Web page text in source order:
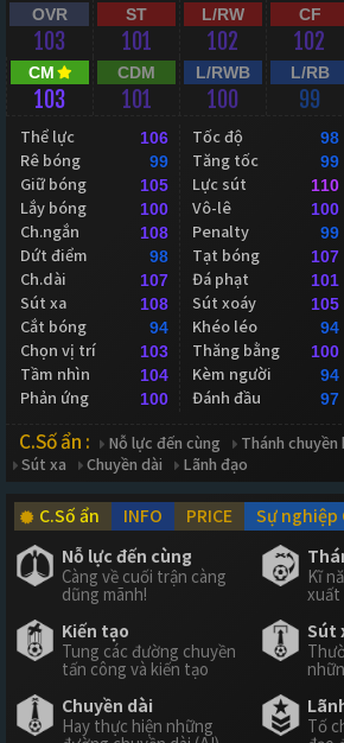
OVR
103
ST
101
L/RW
102
CF
102
CM
103
CDM
101
L/RWB
100
L/RB
99
Thể lực 106
Rê bóng 99
Giữ bóng 105
Lắy bóng 100
Ch.ngắn 108
Dứt điểm 98
Ch.dài 107
Sút xa 108
Cắt bóng 94
Chọn vị trí 103
Tầm nhìn 104
Phản ứng 100
Tốc độ 98
Tăng tốc 99
Lực sút 110
Vô-lê 100
Penalty 99
Tạt bóng 107
Đá phạt 101
Sút xoáy 105
Khéo léo 94
Thăng bằng 100
Kèm người 94
Đánh đầu 97
C.Số ẩn : Nỗ lực đến cùng Thánh chuyền
Sút xa
Chuyền dài Lãnh đạo
C.Số ẩn INFO PRICE
Sự nghiệp
Nỗ lực đến cùng
Càng về cuối trận càng
dũng mãnh!
Kĩ
xuất
Kiến tạo
Tung các đường chuyền
tấn công và kiến tạo
Sút
Chuyền dài
Hay thực hiện những Tố